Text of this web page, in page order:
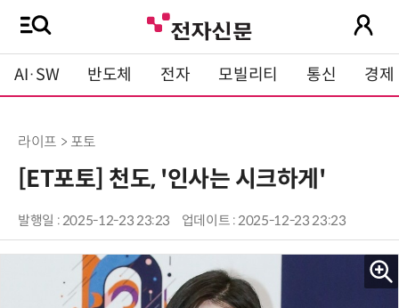
AI·SW 반도체 전자 모빌리티 통신 경제
라이프 > 포토
[ET포토] 천도, '인사는 시크하게'
발행일 : 2025-12-23 23:23 업데이트 : 2025-12-23 23:23